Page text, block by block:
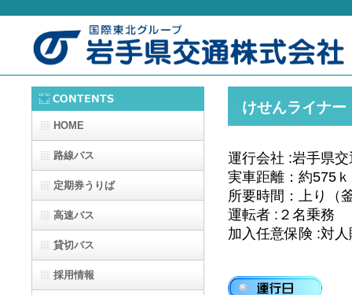
けせんライナー
運行会社 :岩手県交
実車距離：約575
所要時間：上り
運転者 :２名乗務
加入任意保険 :対
HOME
路線バス
定期券うりば
高速バス
貸切バス
採用情報